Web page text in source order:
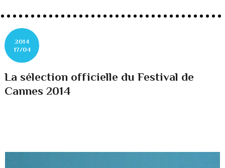
2014
17/04
La sélection officielle du Festival de
Cannes 2014